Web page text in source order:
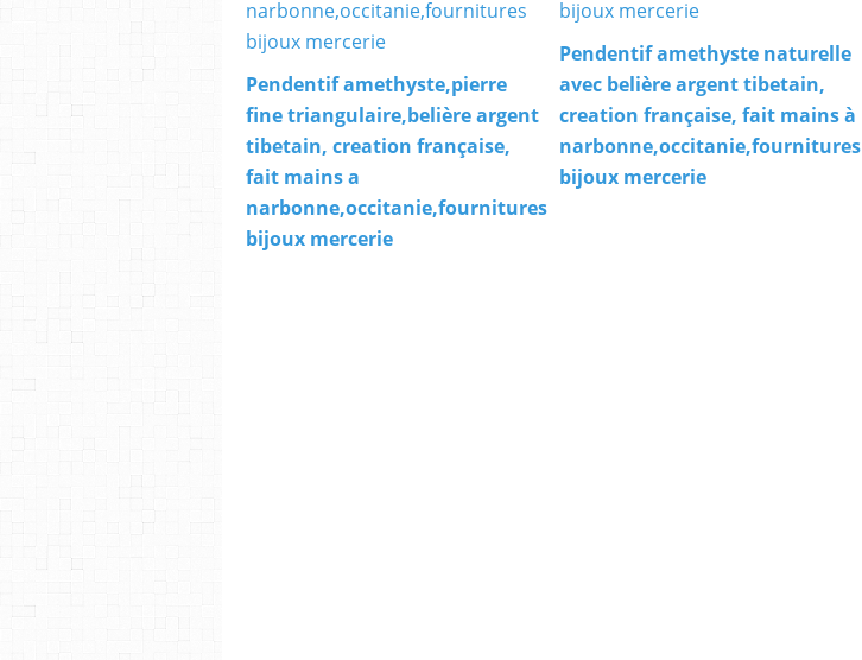
Pendentif amethyste,pierre
fine triangulaire,belière argent
tibetain, creation française,
fait mains a
narbonne,occitanie,fournitures
bijoux mercerie
Pendentif amethyste naturelle
avec belière argent tibetain,
creation française, fait mains à
narbonne,occitanie,fournitures
bijoux mercerie